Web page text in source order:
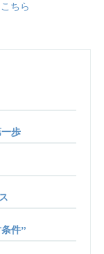
こちら
歩
件”